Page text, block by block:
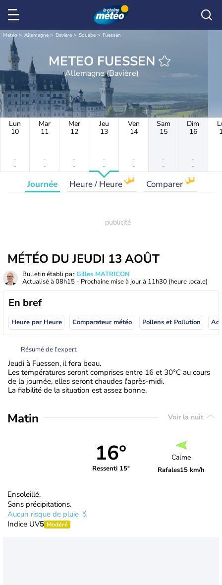
Météo Allemagne Bavière Souabe Fuessen
METEO FUESSEN
Allemagne (Bavière)
Lun
10
-
-
Mar
11
-
-
Mer
12
-
-
Jeu
13
-
-
Ven
14
-
-
Sam
15
-
-
Dim
16
-
-
Journée Heure / Heure Comparer
MÉTÉO DU JEUDI 13 AOÛT
Bulletin établi parGilles MATRICON
Actualisé à 08h15 - Prochaine mise à jour à 11h30 (heure locale)
En bref
Heure par Heure Comparateur météo Pollens et Pollution
Résumé de l’expert
Jeudi à Fuessen, il fera beau.
Les températures seront comprises entre 16 et 30°C au cours
de la journée, elles seront chaudes l'après-midi.
La fiabilité de la situation est assez bonne.
Matin Voir la nuit
16°
Ressenti 15°
Calme
Rafales15 km/h
Ensoleillé.
Sans précipitations.
Aucun risque de pluie
Indice UV5 Modéré